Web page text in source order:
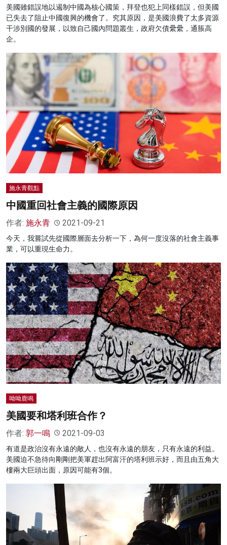
美國雖錯誤地以遏制中國為核心國策，拜登也犯上同樣錯誤，但美國
已失去了阻止中國復興的機會了。究其原因，是美國浪費了太多資源
干涉別國的發展，以致自己國內問題叢生，政府欠債纍纍，通脹高
企。
施永青觀點
中國重回社會主義的國際原因
作者: 施永青 2021-09-21
今天，我嘗試先從國際層面去分析一下，為何一度沒落的社會主義事
業，可以重現生命力。
呦呦鹿鳴
美國要和塔利班合作？
作者: 郭一鳴 2021-09-03
有道是政治沒有永遠的敵人，也沒有永遠的朋友，只有永遠的利益。
美國迫不急待向剛剛把美軍趕出阿富汗的塔利班示好，而且由五角大
樓兩大巨頭出面，原因可能有3個。